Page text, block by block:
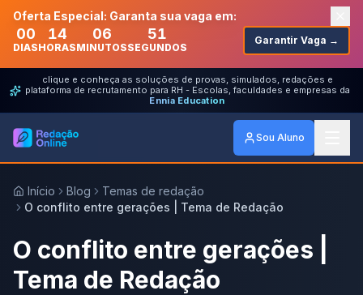
Oferta Especial: Garanta sua vaga em:
00
DIAS
14
HORAS
06
MINUTOS
51
SEGUNDOS
Garantir Vaga →
clique e conheça as soluções de provas, simulados, redações e
plataforma de recrutamento para RH - Escolas, faculdades e empresas da
Ennia Education
Sou Aluno
Início Blog
Temas de redação
O conflito entre gerações | Tema de Redação
O conflito entre gerações |
Tema de Redação